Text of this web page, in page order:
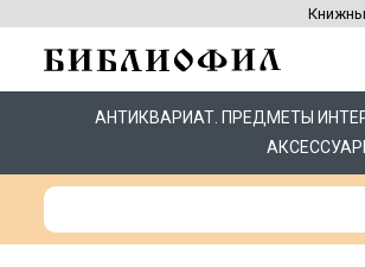
АНТИКВАРИАТ. ПРЕДМЕТЫ